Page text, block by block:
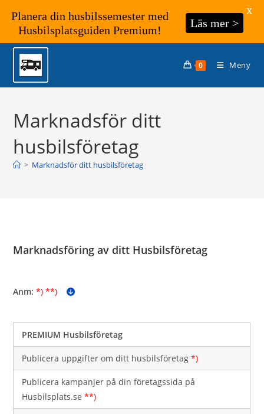
Hoppa
innehållet
0 Meny
Marknadsför ditt
husbilsföretag
> Marknadsför ditt husbilsföretag
Marknadsföring av ditt Husbilsföretag
Anm: *) **)
PREMIUM Husbilsföretag
Publicera uppgifter om ditt husbilsföretag*)
Publicera kampanjer på din företagssida på
Husbilsplats.se**)
Planera din husbilssemester med
Husbilsplatsguiden Premium!
Läs mer >
X